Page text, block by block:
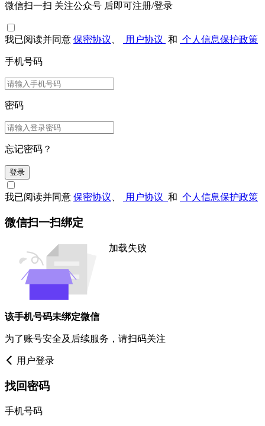
微信扫一扫 关注公众号 后即可注册/登录
我已阅读并同意 保密协议 用户协议 和 个人信息保护政策
手机号码
密码
忘记密码？
登录
我已阅读并同意 保密协议 用户协议 和 个人信息保护政策
微信扫一扫绑定
加载失败
该手机号码未绑定微信
为了账号安全及后续服务，请扫码关注
用户登录
找回密码
手机号码